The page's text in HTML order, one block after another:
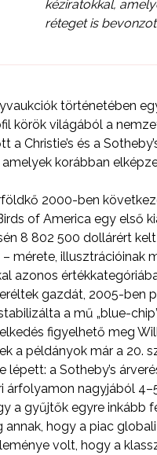
kéziratokkal,
réteget is
történetében
körök világából a
a Christie’s és a
korábban
2000-ben
of America egy első
8 802 500 dollárért
mérete, illusztrációinak
azonos
gazdát, 2005-ben
a mű „blue-
figyelhető meg
a példányok már a 20.
lépett: a Sotheby’s
árfolyamon nagyjából
a gyűjtők egyre inkább
hogy a piac
volt, hogy a